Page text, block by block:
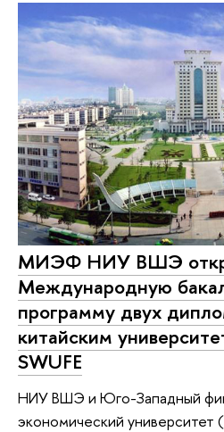
МИЭФ НИУ ВШЭ
Международную
программу двух
китайским
SWUFE
НИУ ВШЭ и Юго-Западный
экономический университет